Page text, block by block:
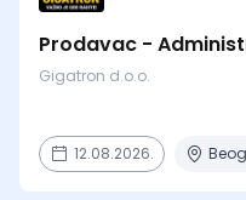
Prodavac -
Gigatron d.o.o.
12.08.2026.